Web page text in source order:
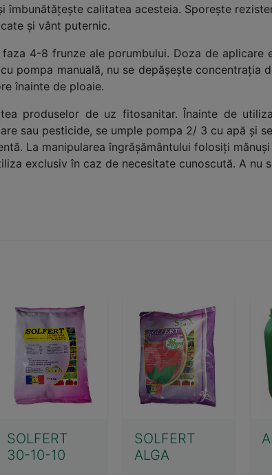
calitatea acesteia. Sporește
și vânt puternic.
4-8 frunze ale porumbului. Doza de aplicare
pompa manuală, nu se depăşeşte concentraţia
înainte de ploaie.
produselor de uz fitosanitar. Înainte de
sau pesticide, se umple pompa 2/ 3 cu apă şi
La manipularea îngrăşământului folosiţi
exclusiv în caz de necesitate cunoscută. A nu
SOLFERT
30-10-10
SOLFERT
ALGA